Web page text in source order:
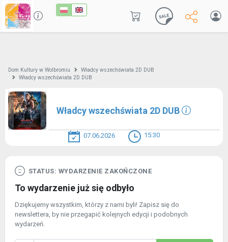
Dom Kultury w Wolbromiu
Władcy wszechświata 2D DUB
Władcy wszechświata 2D DUB
Władcy wszechświata 2D DUB
07.06.2026 15:30
STATUS: WYDARZENIE ZAKOŃCZONE
To wydarzenie już się odbyło
Dziękujemy wszystkim, którzy z nami byli! Zapisz się do
newslettera, by nie przegapić kolejnych edycji i podobnych
wydarzeń.